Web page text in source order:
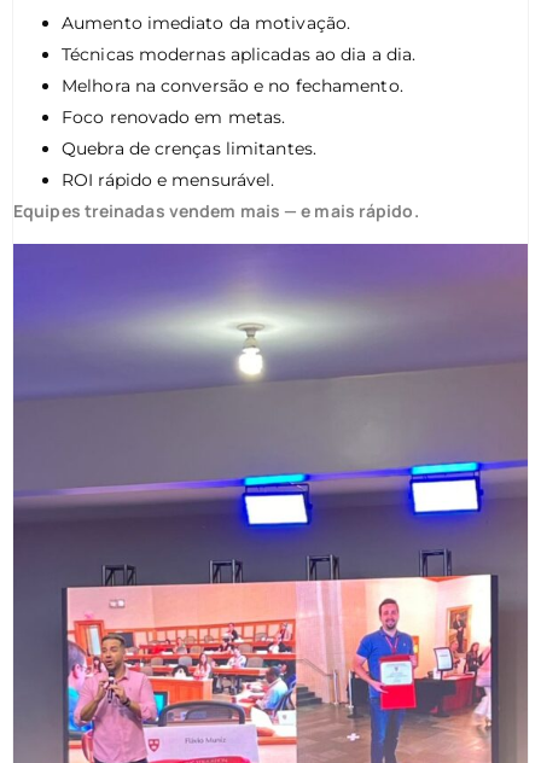
Aumento imediato da motivação.
Técnicas modernas aplicadas ao dia a dia.
Melhora na conversão e no fechamento.
Foco renovado em metas.
Quebra de crenças limitantes.
ROI rápido e mensurável.
Equipes treinadas vendem mais — e mais rápido.